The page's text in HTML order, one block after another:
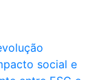
social e